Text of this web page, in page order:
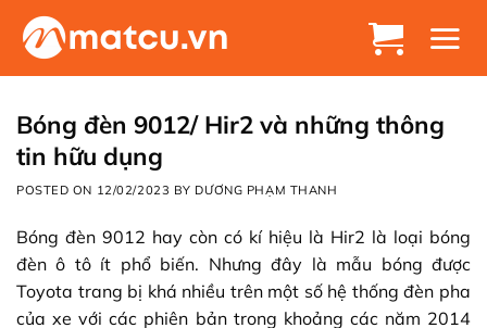
Chuyển
đến
Bóng đèn 9012/ Hir2 và những thông
tin hữu dụng
POSTED ON 12/02/2023 BY DƯƠNG PHẠM THANH
Bóng đèn 9012 hay còn có kí hiệu là Hir2 là loại bóng
đèn ô tô ít phổ biến. Nhưng đây là mẫu bóng được
Toyota trang bị khá nhiều trên một số hệ thống đèn pha
của xe với các phiên bản trong khoảng các năm 2014